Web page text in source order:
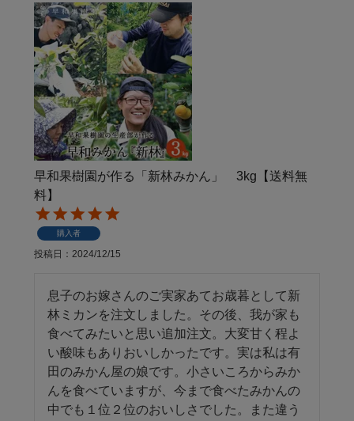
早和果樹園が作る「新林みかん」 3kg【送料無
料】
購入者
投稿日 2024/12/15
息子のお嫁さんのご実家あてお歳暮として新
林ミカンを注文しました。その後、我が家も
食べてみたいと思い追加注文。大変甘く程よ
い酸味もありおいしかったです。実は私は有
田のみかん屋の娘です。小さいころからみか
んを食べていますが、今まで食べたみかんの
中でも１位２位のおいしさでした。また違う